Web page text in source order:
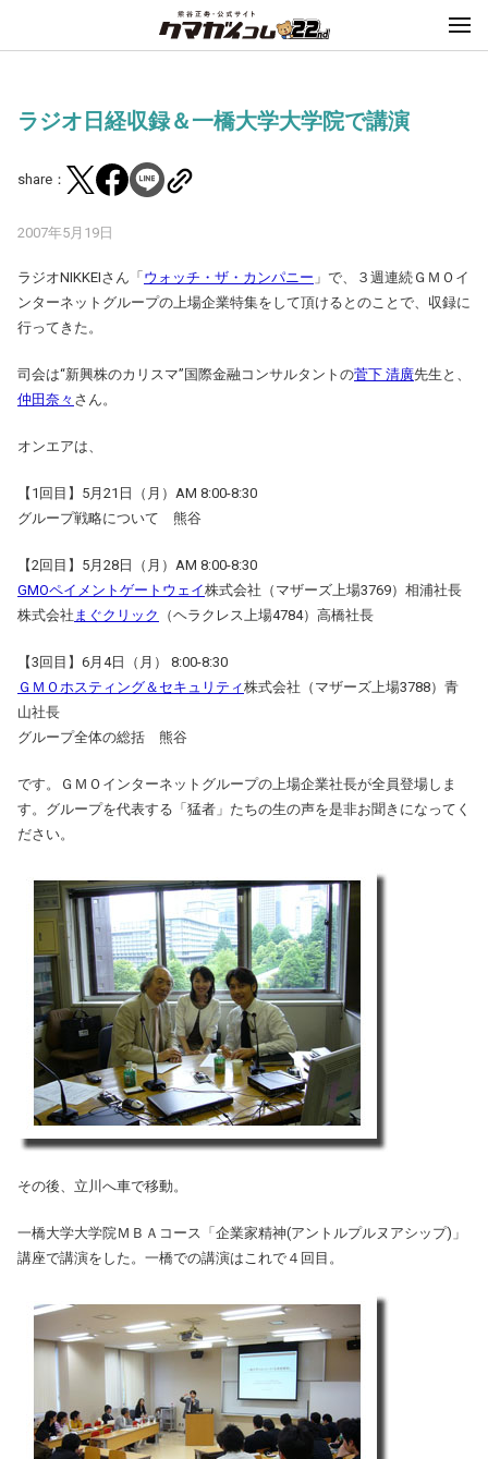
ラジオ日経収録＆一橋大学大学院で講演
share：
2007年5月19日
ラジオNIKKEIさん「 ウォッチ・ザ・カンパニー 」で、３週連続ＧＭＯイ
ンターネットグループの上場企業特集をして頂けるとのことで、収録に
行ってきた。
司会は“新興株のカリスマ”国際金融コンサルタントの菅下 清廣先生と、
仲田奈々 さん。
オンエアは、
【1回目】5月21日（月）AM 8:00-8:30
グループ戦略について 熊谷
【2回目】5月28日（月）AM 8:00-8:30
GMOペイメントゲートウェイ株式会社（マザーズ上場3769）相浦社長
株式会社 まぐクリック （ヘラクレス上場4784）高橋社長
【3回目】6月4日（月） 8:00-8:30
ＧＭＯホスティング＆セキュリティ株式会社（マザーズ上場3788）青
山社長
グループ全体の総括 熊谷
です。ＧＭＯインターネットグループの上場企業社長が全員登場しま
す。グループを代表する「猛者」たちの生の声を是非お聞きになってく
ださい。
その後、立川へ車で移動。
一橋大学大学院ＭＢＡコース「企業家精神(アントルプルヌアシップ)」
講座で講演をした。一橋での講演はこれで４回目。